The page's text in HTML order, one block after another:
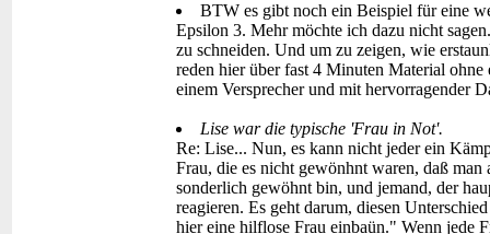
BTW es gibt noch ein Beispiel für eine
Epsilon 3. Mehr möchte ich dazu nicht
zu schneiden. Und um zu zeigen, wie
reden hier über fast 4 Minuten Material
einem Versprecher und mit hervorragender
Lise war die typische 'Frau in Not'.
Re: Lise... Nun, es kann nicht jeder ein
Frau, die es nicht gewönhnt waren, daß
sonderlich gewöhnt bin, und jemand, der
reagieren. Es geht darum, diesen
hier eine hilflose Frau einbaün." Wenn jede